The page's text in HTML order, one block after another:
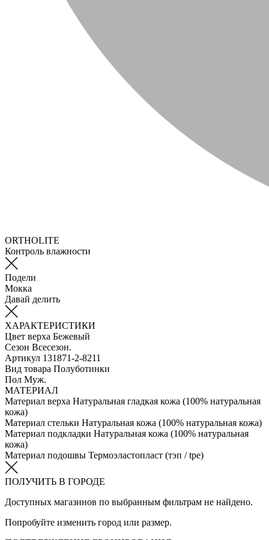
ORTHOLITE
Контроль влажности
Подели
Мокка
Давай делить
ХАРАКТЕРИСТИКИ
Цвет верха Бежевый
Сезон Всесезон.
Артикул 131871-2-8211
Вид товара Полуботинки
Пол Муж.
МАТЕРИАЛ
Материал верха Натуральная гладкая кожа (100% натуральная
кожа)
Материал стельки Натуральная кожа (100% натуральная кожа)
Материал подкладки Натуральная кожа (100% натуральная
кожа)
Материал подошвы Термоэластопласт (тэп / tpe)
ПОЛУЧИТЬ В ГОРОДЕ
Доступных магазинов по выбранным фильтрам не найдено.
Попробуйте изменить город или размер.